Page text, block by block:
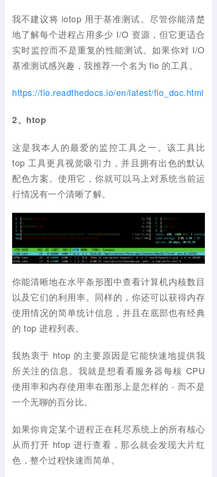
我不建议将 iotop 用于基准测试。尽管你能清楚
地了解每个进程占用多少 I/O 资源，但它更适合
实时监控而不是重复的性能测试。如果你对 I/O
基准测试感兴趣，我推荐一个名为 fio 的工具。
https://fio.readthedocs.io/en/latest/fio_doc.html
2、htop
这是我本人的最爱的监控工具之一。该工具比
top 工具更具视觉吸引力，并且拥有出色的默认
配色方案。使用它，你就可以马上对系统当前运
行情况有一个清晰了解。
你能清晰地在水平条形图中查看计算机内核数目
以及它们的利用率。同样的，你还可以获得内存
使用情况的简单统计信息，并且在底部也有经典
的 top 进程列表。
我热衷于 htop 的主要原因是它能快速地提供我
所关注的信息。我就是想看看服务器每核 CPU
使用率和内存使用率在图形上是怎样的 - 而不是
一个无聊的百分比。
如果你肯定某个进程正在耗尽系统上的所有核心
从而打开 htop 进行查看，那么就会发现大片红
色，整个过程快速而简单。